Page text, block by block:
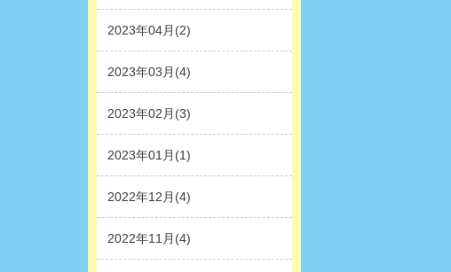
2023年04月(2)
2023年03月(4)
2023年02月(3)
2023年01月(1)
2022年12月(4)
2022年11月(4)